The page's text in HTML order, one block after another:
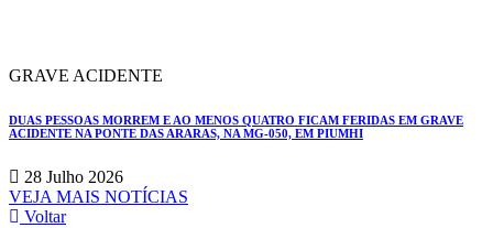
GRAVE ACIDENTE
DUAS PESSOAS MORREM E AO MENOS QUATRO FICAM FERIDAS EM GRAVE
ACIDENTE NA PONTE DAS ARARAS, NA MG-050, EM PIUMHI
28 Julho 2026
VEJA MAIS NOTÍCIAS
Voltar